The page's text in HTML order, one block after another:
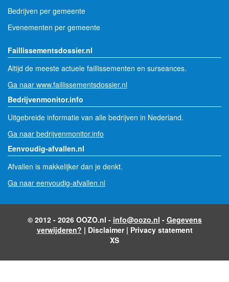
Bedrijven per gemeente
Evenementen per gemeente
Faillissementsdossier.nl
Altijd de meeste actuele faillissementen en surseances.
Ga naar www.faillissementsdossier.nl
Bedrijvenmonitor.info
Uitgebreide informatie van alle bedrijven in Nederland.
Ga naar bedrijvenmonitor.info
Eenvoudig-afvallen.nl
Afvallen is makkelijker dan je denkt.
Ga naar eenvoudig-afvallen.nl
© 2012 - 2026 OOZO.nl - info@oozo.nl - Gegevens
verwijderen? | Disclaimer| Privacy statement
XS